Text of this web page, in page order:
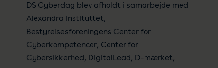
DS Cyberdag blev afholdt i samarbejde med
Alexandra Instituttet,
Bestyrelsesforeningens Center for
Cyberkompetencer, Center for
Cybersikkerhed, DigitalLead, D-mærket,